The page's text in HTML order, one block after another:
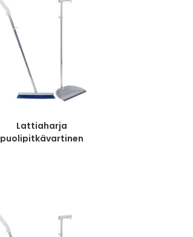
Lattiaharja
puolipitkävartinen